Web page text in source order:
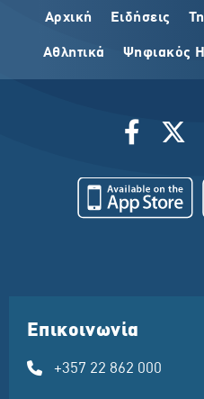
Αρχική Ειδήσεις
Αθλητικά Ψηφιακός
Επικοινωνία
+357 22 862 000